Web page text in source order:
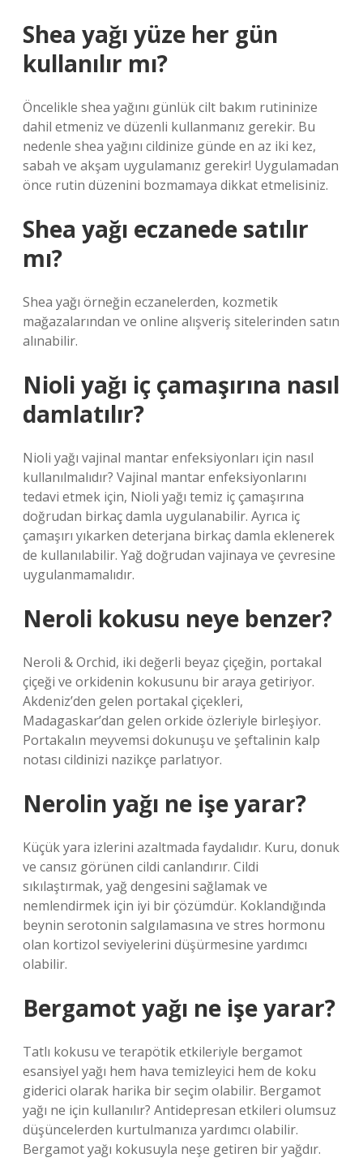
Shea yağı yüze her gün
kullanılır mı?
Öncelikle shea yağını günlük cilt bakım rutininize
dahil etmeniz ve düzenli kullanmanız gerekir. Bu
nedenle shea yağını cildinize günde en az iki kez,
sabah ve akşam uygulamanız gerekir! Uygulamadan
önce rutin düzenini bozmamaya dikkat etmelisiniz.
Shea yağı eczanede satılır
mı?
Shea yağı örneğin eczanelerden, kozmetik
mağazalarından ve online alışveriş sitelerinden satın
alınabilir.
Nioli yağı iç çamaşırına nasıl
damlatılır?
Nioli yağı vajinal mantar enfeksiyonları için nasıl
kullanılmalıdır? Vajinal mantar enfeksiyonlarını
tedavi etmek için, Nioli yağı temiz iç çamaşırına
doğrudan birkaç damla uygulanabilir. Ayrıca iç
çamaşırı yıkarken deterjana birkaç damla eklenerek
de kullanılabilir. Yağ doğrudan vajinaya ve çevresine
uygulanmamalıdır.
Neroli kokusu neye benzer?
Neroli & Orchid, iki değerli beyaz çiçeğin, portakal
çiçeği ve orkidenin kokusunu bir araya getiriyor.
Akdeniz’den gelen portakal çiçekleri,
Madagaskar’dan gelen orkide özleriyle birleşiyor.
Portakalın meyvemsi dokunuşu ve şeftalinin kalp
notası cildinizi nazikçe parlatıyor.
Nerolin yağı ne işe yarar?
Küçük yara izlerini azaltmada faydalıdır. Kuru, donuk
ve cansız görünen cildi canlandırır. Cildi
sıkılaştırmak, yağ dengesini sağlamak ve
nemlendirmek için iyi bir çözümdür. Koklandığında
beynin serotonin salgılamasına ve stres hormonu
olan kortizol seviyelerini düşürmesine yardımcı
olabilir.
Bergamot yağı ne işe yarar?
Tatlı kokusu ve terapötik etkileriyle bergamot
esansiyel yağı hem hava temizleyici hem de koku
giderici olarak harika bir seçim olabilir. Bergamot
yağı ne için kullanılır? Antidepresan etkileri olumsuz
düşüncelerden kurtulmanıza yardımcı olabilir.
Bergamot yağı kokusuyla neşe getiren bir yağdır.